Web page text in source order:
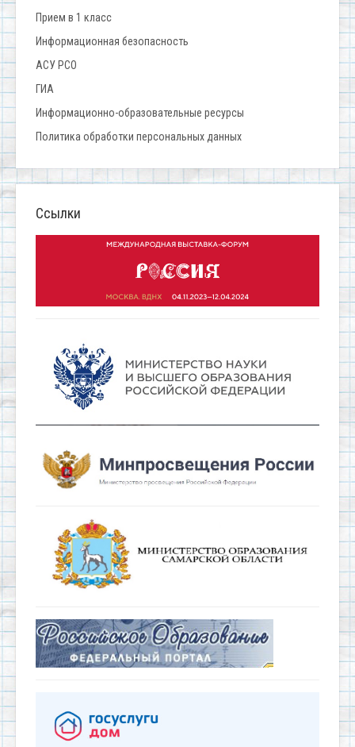
Прием в 1 класс
Информационная безопасность
АСУ РСО
ГИА
Информационно-образовательные ресурсы
Политика обработки персональных данных
Ссылки